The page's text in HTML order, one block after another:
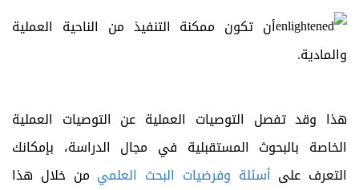
أن تكون ممكنة التنفيذ من الناحية العملية
والمادية.
هذا وقد تفصل التوصيات العملية عن التوصيات العملية
الخاصة بالبحوث المستقبلية في مجال الدراسة، بإمكانك
التعرف على أسئلة وفرضيات البحث العلمي من خلال هذا